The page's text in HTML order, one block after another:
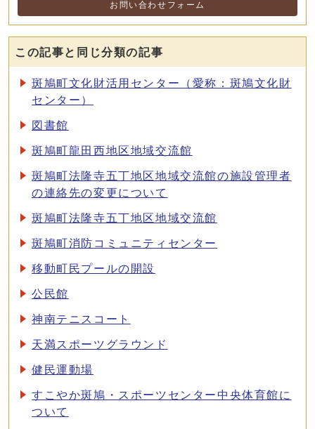
お問い合わせフォーム
この記事と同じ分類の記事
斑鳩町文化財活用センター（愛称：斑鳩文化財
センター）
図書館
斑鳩町龍田西地区地域交流館
斑鳩町法隆寺五丁地区地域交流館の施設管理者
の連絡先の変更について
斑鳩町法隆寺五丁地区地域交流館
斑鳩町消防コミュニティセンター
移動町民プールの開設
公民館
神南テニスコート
天満スポーツグラウンド
健民運動場
すこやか斑鳩・スポーツセンター中央体育館に
ついて